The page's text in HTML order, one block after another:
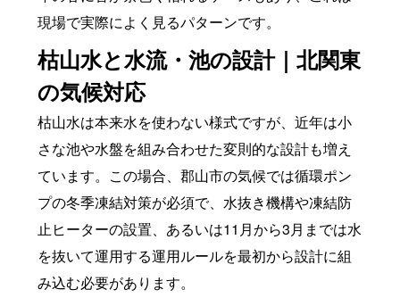
現場で実際によく見るパターンです。
枯山水と水流・池の設計｜北関東
の気候対応
枯山水は本来水を使わない様式ですが、近年は小
さな池や水盤を組み合わせた変則的な設計も増え
ています。この場合、郡山市の気候では循環ポン
プの冬季凍結対策が必須で、水抜き機構や凍結防
止ヒーターの設置、あるいは11月から3月までは水
を抜いて運用する運用ルールを最初から設計に組
み込む必要があります。